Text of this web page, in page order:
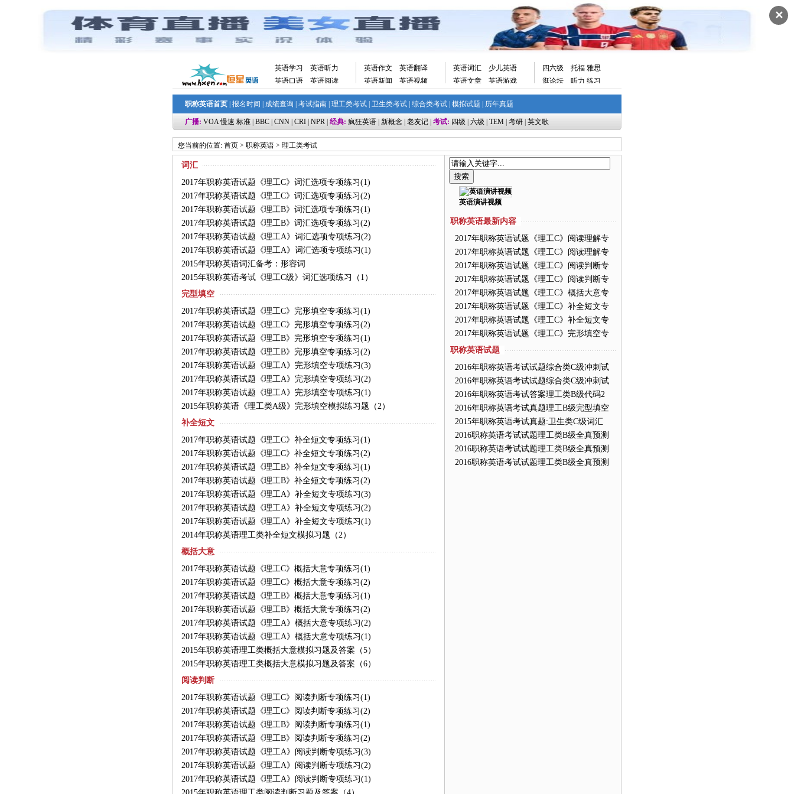
✕
英语学习
英语听力
英语口语
英语阅读
英语作文
英语翻译
英语新闻
英语视频
英语词汇
少儿英语
英语文章
英语游戏
四六级 托福 雅思
逛论坛
听力 练习
职称英语首页 报名时间 成绩查询 考试指南 理工类考试 卫生类考试 综合类考试 模拟试题 历年真题
广播: VOA 慢速 标准 BBC CNN CRI NPR 经典: 疯狂英语 新概念 老友记 考试: 四级 六级 TEM 考研 英文歌
您当前的位置: 首页 > 职称英语 > 理工类考试
词汇
2017年职称英语试题《理工C》词汇选项专项练习(1)
2017年职称英语试题《理工C》词汇选项专项练习(2)
2017年职称英语试题《理工B》词汇选项专项练习(1)
2017年职称英语试题《理工B》词汇选项专项练习(2)
2017年职称英语试题《理工A》词汇选项专项练习(2)
2017年职称英语试题《理工A》词汇选项专项练习(1)
2015年职称英语词汇备考：形容词
2015年职称英语考试《理工C级》词汇选项练习（1）
完型填空
2017年职称英语试题《理工C》完形填空专项练习(1)
2017年职称英语试题《理工C》完形填空专项练习(2)
2017年职称英语试题《理工B》完形填空专项练习(1)
2017年职称英语试题《理工B》完形填空专项练习(2)
2017年职称英语试题《理工A》完形填空专项练习(3)
2017年职称英语试题《理工A》完形填空专项练习(2)
2017年职称英语试题《理工A》完形填空专项练习(1)
2015年职称英语《理工类A级》完形填空模拟练习题（2）
补全短文
2017年职称英语试题《理工C》补全短文专项练习(1)
2017年职称英语试题《理工C》补全短文专项练习(2)
2017年职称英语试题《理工B》补全短文专项练习(1)
2017年职称英语试题《理工B》补全短文专项练习(2)
2017年职称英语试题《理工A》补全短文专项练习(3)
2017年职称英语试题《理工A》补全短文专项练习(2)
2017年职称英语试题《理工A》补全短文专项练习(1)
2014年职称英语理工类补全短文模拟习题（2）
概括大意
2017年职称英语试题《理工C》概括大意专项练习(1)
2017年职称英语试题《理工C》概括大意专项练习(2)
2017年职称英语试题《理工B》概括大意专项练习(1)
2017年职称英语试题《理工B》概括大意专项练习(2)
2017年职称英语试题《理工A》概括大意专项练习(2)
2017年职称英语试题《理工A》概括大意专项练习(1)
2015年职称英语理工类概括大意模拟习题及答案（5）
2015年职称英语理工类概括大意模拟习题及答案（6）
阅读判断
2017年职称英语试题《理工C》阅读判断专项练习(1)
2017年职称英语试题《理工C》阅读判断专项练习(2)
2017年职称英语试题《理工B》阅读判断专项练习(1)
2017年职称英语试题《理工B》阅读判断专项练习(2)
2017年职称英语试题《理工A》阅读判断专项练习(3)
2017年职称英语试题《理工A》阅读判断专项练习(2)
2017年职称英语试题《理工A》阅读判断专项练习(1)
英语演讲视频
职称英语最新内容
2017年职称英语试题《理工C》阅读理解专
2017年职称英语试题《理工C》阅读理解专
2017年职称英语试题《理工C》阅读判断专
2017年职称英语试题《理工C》阅读判断专
2017年职称英语试题《理工C》概括大意专
2017年职称英语试题《理工C》补全短文专
2017年职称英语试题《理工C》补全短文专
2017年职称英语试题《理工C》完形填空专
职称英语试题
2016年职称英语考试试题综合类C级冲刺试
2016年职称英语考试试题综合类C级冲刺试
2016年职称英语考试答案理工类B级代码2
2016年职称英语考试真题理工B级完型填空
2015年职称英语考试真题:卫生类C级词汇
2016职称英语考试试题理工类B级全真预测
2016职称英语考试试题理工类B级全真预测
2016职称英语考试试题理工类B级全真预测